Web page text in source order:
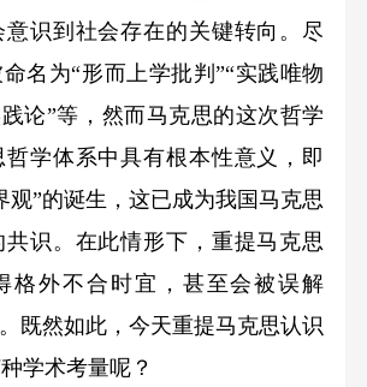
意识到社会存在的关键转向。尽
名为“形而上学批判”“实践唯物
论”等，然而马克思的这次哲学
学体系中具有根本性意义，即
观”的诞生，这已成为我国马克思
共识。在此情形下，重提马克思
格外不合时宜，甚至会被误解
既然如此，今天重提马克思认识
学术考量呢？